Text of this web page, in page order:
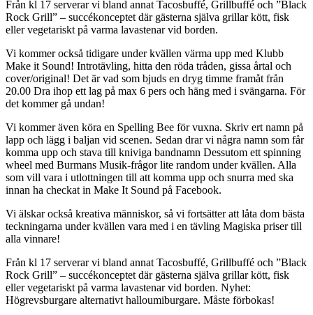
Från kl 17 serverar vi bland annat Tacosbuffé, Grillbuffé och ”Black
Rock Grill” – succékonceptet där gästerna själva grillar kött, fisk
eller vegetariskt på varma lavastenar vid borden.
Vi kommer också tidigare under kvällen värma upp med Klubb
Make it Sound! Introtävling, hitta den röda tråden, gissa årtal och
cover/original! Det är vad som bjuds en dryg timme framåt från
20.00 Dra ihop ett lag på max 6 pers och häng med i svängarna. För
det kommer gå undan!
Vi kommer även köra en Spelling Bee för vuxna. Skriv ert namn på
lapp och lägg i baljan vid scenen. Sedan drar vi några namn som får
komma upp och stava till kniviga bandnamn Dessutom ett spinning
wheel med Burmans Musik-frågor lite random under kvällen. Alla
som vill vara i utlottningen till att komma upp och snurra med ska
innan ha checkat in Make It Sound på Facebook.
Vi älskar också kreativa människor, så vi fortsätter att låta dom bästa
teckningarna under kvällen vara med i en tävling Magiska priser till
alla vinnare!
Från kl 17 serverar vi bland annat Tacosbuffé, Grillbuffé och ”Black
Rock Grill” – succékonceptet där gästerna själva grillar kött, fisk
eller vegetariskt på varma lavastenar vid borden. Nyhet:
Högrevsburgare alternativt halloumiburgare. Måste förbokas!